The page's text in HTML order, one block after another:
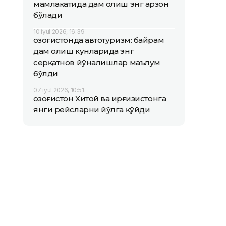
мамлакатида дам олиш энг арзон
бўлади
10 iyul 2026, 16:39
Қозоғистонда автотуризм: байрам
дам олиш кунларида энг
серқатнов йўналишлар маълум
бўлди
07 iyul 2026, 10:51
Қозоғистон Хитой ва Қирғизистонга
янги рейсларни йўлга қўйди